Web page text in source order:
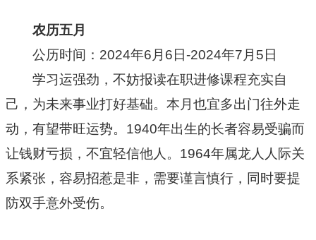
农历五月
公历时间：2024年6月6日-2024年7月5日
学习运强劲，不妨报读在职进修课程充实自
己，为未来事业打好基础。本月也宜多出门往外走
动，有望带旺运势。1940年出生的长者容易受骗而
让钱财亏损，不宜轻信他人。1964年属龙人人际关
系紧张，容易招惹是非，需要谨言慎行，同时要提
防双手意外受伤。